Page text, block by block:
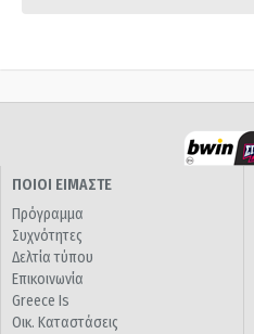
ΠΟΙΟΙ ΕΙΜΑΣΤΕ
Πρόγραμμα
Συχνότητες
Δελτία τύπου
Επικοινωνία
Greece Is
Οικ. Καταστάσεις